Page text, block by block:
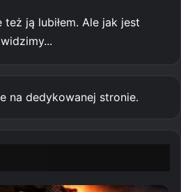
też ją lubiłem. Ale jak jest
na dedykowanej stronie.